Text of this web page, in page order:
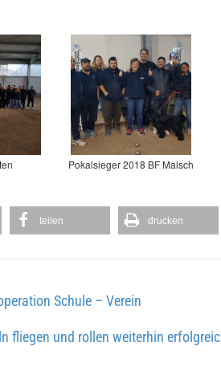
Pokalsieger 2018 BF Malsch
teilen drucken
Schule – Verein
fliegen und rollen weiterhin